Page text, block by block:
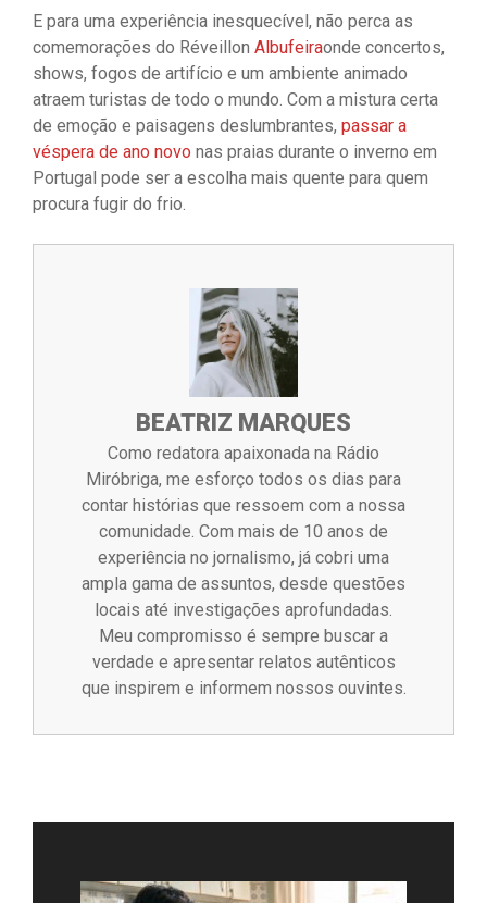
E para uma experiência inesquecível, não perca as
comemorações do Réveillon Albufeiraonde concertos,
shows, fogos de artifício e um ambiente animado
atraem turistas de todo o mundo. Com a mistura certa
de emoção e paisagens deslumbrantes, passar a
véspera de ano novo nas praias durante o inverno em
Portugal pode ser a escolha mais quente para quem
procura fugir do frio.
BEATRIZ MARQUES
Como redatora apaixonada na Rádio
Miróbriga, me esforço todos os dias para
contar histórias que ressoem com a nossa
comunidade. Com mais de 10 anos de
experiência no jornalismo, já cobri uma
ampla gama de assuntos, desde questões
locais até investigações aprofundadas.
Meu compromisso é sempre buscar a
verdade e apresentar relatos autênticos
que inspirem e informem nossos ouvintes.